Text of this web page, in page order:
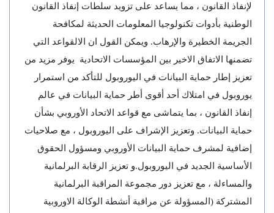
لإنفاذ القانون ، مما يساعد على تزويد سلطات إنفاذ القانون
الوطنية بأدوات تكنولوجيا المعلومات الحديثة لمكافحة
الجريمة الخطيرة والإرهاب. ويمكن القول ان الالقواعد التي
تضمنها الاتفاق الاخير بين المؤسسات الاتحادية يوفر مزيد من
تعزيز إطار حماية البيانات في اليوروبول للتأكد من استمرار
يوروبول في امتلاك أحد أقوى أطر حماية البيانات في عالم
إنفاذ القانون ، بما يتماشى مع قواعد الاتحاد الأوروبي بشأن
حماية البيانات. وتعزيز الإشراف على اليوروبول ، مع صلاحيات
إضافية لمشرف حماية البيانات الأوروبي ومسؤول الحقوق
الأساسية الجديد في اليوروبول.و تعزيز الرقابة البرلمانية
والمساءلة ، مع تعزيز دور مجموعة المراقبة البرلمانية
المشتركة (المسؤولة عن مراقبة أنشطة الوكالة الاوروبية